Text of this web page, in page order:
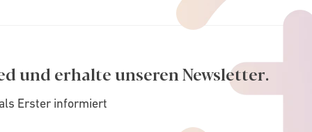
und erhalte unseren Newsletter.
Erster informiert